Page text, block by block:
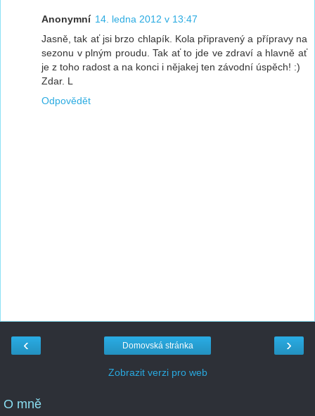
Anonymní 14. ledna 2012 v 13:47
Jasně, tak ať jsi brzo chlapík. Kola připravený a přípravy na
sezonu v plným proudu. Tak ať to jde ve zdraví a hlavně ať
je z toho radost a na konci i nějakej ten závodní úspěch! :)
Zdar. L
Odpovědět
‹ ›
Domovská stránka
Zobrazit verzi pro web
O mně